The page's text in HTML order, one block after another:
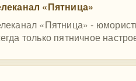
«Пятница»
«Пятница» -
только пятничное